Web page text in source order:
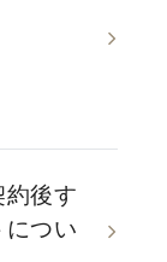
約後す
につい